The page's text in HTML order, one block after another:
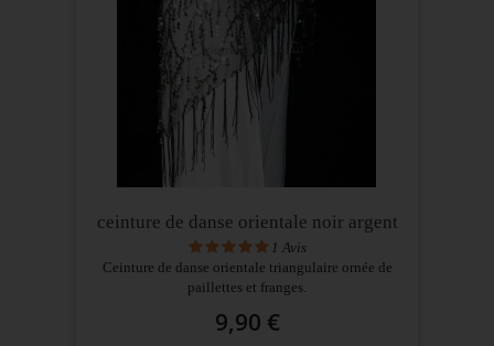
ceinture de danse orientale noir argent
1 Avis
Ceinture de danse orientale triangulaire ornée de
paillettes et franges.
9,90 €